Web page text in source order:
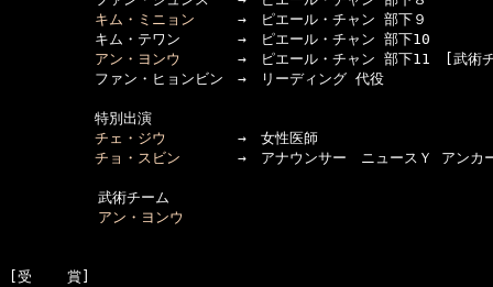
キム・ミニョン →　ピエール・チャン 部下９
キム・テワン　　　　→　ピエール・チャン 部下10
アン・ヨンウ
→　ピエール・チャン 部下11　[武術
ファン・ヒョンビン　→　リーディング 代役
特別出演
チェ・ジウ
→　女性医師
チョ・スビン →　アナウンサー　ニュースＹ アンカ
  　　　　　武術チーム
アン・ヨンウ
[受    賞]